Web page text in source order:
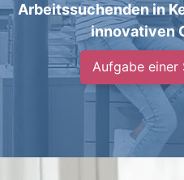
Arbeitssuchenden in
innovativen
Aufgabe einer